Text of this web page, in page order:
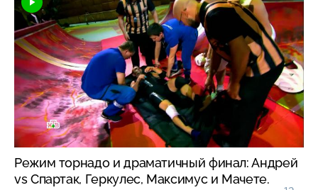
Режим торнадо и драматичный финал: Андрей
vs Спартак, Геркулес, Максимус и Мачете.